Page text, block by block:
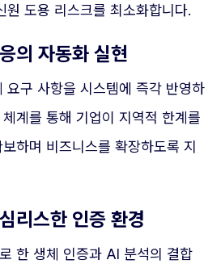
원 도용 리스크를 최소화합니다.
의 자동화 실현
요구 사항을 시스템에 즉각 반영하
계를 통해 기업이 지역적 한계를
하며 비즈니스를 확장하도록 지
리스한 인증 환경
한 생체 인증과 AI 분석의 결합